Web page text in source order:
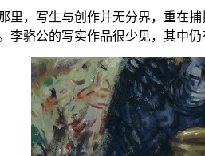
里，写生与创作并无分界，重在
李骆公的写实作品很少见，其中